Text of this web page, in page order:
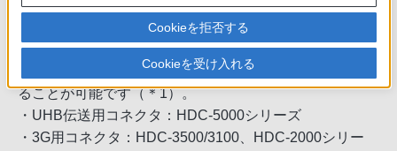
HDCU-5000は、背面にUHB伝送用光コネクタと従来の
3G伝送用の光コネクターを2つ標準実装しております。
以下の各モデルを、光コネクターへダイレクトで接続す
ることが可能です（＊1）。
・UHB伝送用コネクタ：HDC-5000シリーズ
・3G用コネクタ：HDC-3500/3100、HDC-2000シリー
Cookieを拒否する
Cookieを受け入れる